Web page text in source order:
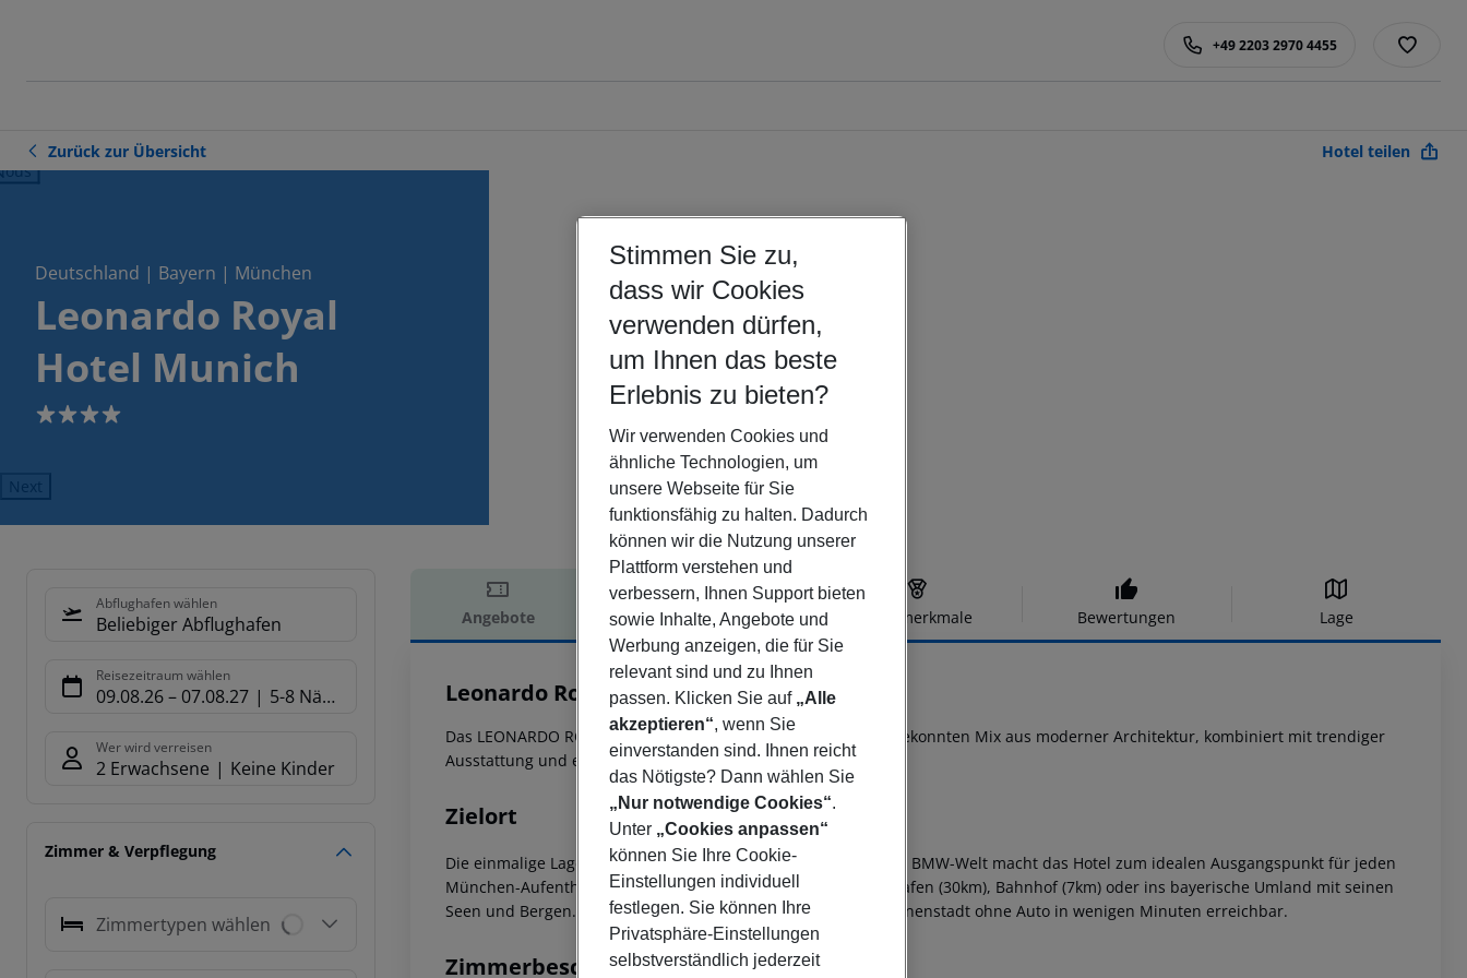
+49 2203 2970 4455
Zurück zur Übersicht Hotel teilen
Deutschland | Bayern | München
Leonardo Royal
Hotel Munich
4
Next
Abflughafen wählen
Beliebiger Abflughafen
Reisezeitraum wählen
09.08.26– 07.08.27 5-8 Nächte
Wer wird verreisen
2 Erwachsene Keine Kinder
Zimmer & Verpflegung
Zimmertypen wählen
Angebote Hotelbeschreibung Hotelmerkmale Bewertungen Lage
Hotelbeschreibung
Leonardo Royal Hotel Munich
4
Das LEONARDO ROYAL HOTEL MUNICH besticht durch einen gekonnten Mix aus moderner Architektur, kombiniert mit trendiger
Ausstattung und einem gelungenen Farbkonzept.
Zielort
Die einmalige Lage am Olympiapark in unmittelbarer Nähe zur BMW-Welt macht das Hotel zum idealen Ausgangspunkt für jeden
München-Aufenthalt. Von hier gelangt man schnell zum Flughafen (30km), Bahnhof (7km) oder ins bayerische Umland mit seinen
Seen und Bergen. Selbstverständlich ist auch die Münchner Innenstadt ohne Auto in wenigen Minuten erreichbar.
Zimmerbeschreibung
Stimmen Sie zu,
dass wir Cookies
verwenden dürfen,
um Ihnen das beste
Erlebnis zu bieten?
Wir verwenden Cookies und
ähnliche Technologien, um
unsere Webseite für Sie
funktionsfähig zu halten. Dadurch
können wir die Nutzung unserer
Plattform verstehen und
verbessern, Ihnen Support bieten
sowie Inhalte, Angebote und
Werbung anzeigen, die für Sie
relevant sind und zu Ihnen
passen. Klicken Sie auf „Alle
akzeptieren“, wenn Sie
einverstanden sind. Ihnen reicht
das Nötigste? Dann wählen Sie
„Nur notwendige Cookies“.
Unter „Cookies anpassen“
können Sie Ihre Cookie-
Einstellungen individuell
festlegen. Sie können Ihre
Privatsphäre-Einstellungen
selbstverständlich jederzeit